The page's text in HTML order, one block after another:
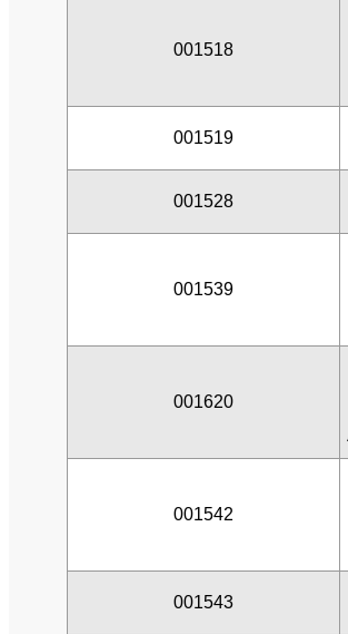
001518
001519
001528
001539
001620
001542
001543